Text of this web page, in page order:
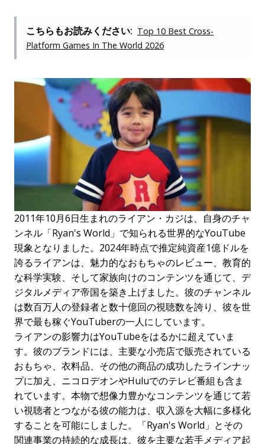
こちらもお読みください: Top 10 Best Cross-
Platform Games In The World 2026
2011年10月6日生まれのライアン・カジは、自身のチャ
ンネル「Ryan's World」で知られる世界的なYouTube
現象となりました。2024年時点で推定純資産1億ドルを
誇るライアンは、魅力的なおもちゃのレビュー、教育的
な科学実験、そして家族向けのコンテンツを通じて、デ
ジタルメディア帝国を築き上げました。彼のチャンネル
は数百万人の登録者と数十億回の視聴数を誇り、彼を世
界で最も稼ぐYouTuberの一人にしています。
ライアンの影響力はYouTubeをはるかに超えていま
す。彼のブランドには、主要な小売店で販売されている
おもちゃ、衣料品、その他の商品の成功したラインナッ
プに加え、ニコロデオンやHuluでのテレビ番組も含ま
れています。本物で想像力豊かなコンテンツを通じて若
い視聴者とつながる彼の能力は、収入源を大幅に多様化
することを可能にしました。「Ryan's World」とその
関連事業の持続的な成長は、彼を主要な若手メディア起